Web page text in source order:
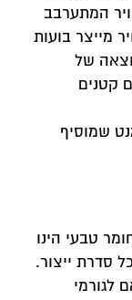
המתערבב
מייצר בועות
של
קטנים
שמוסיף
טבעי הינו
סדרת ייצור.
לגורמי